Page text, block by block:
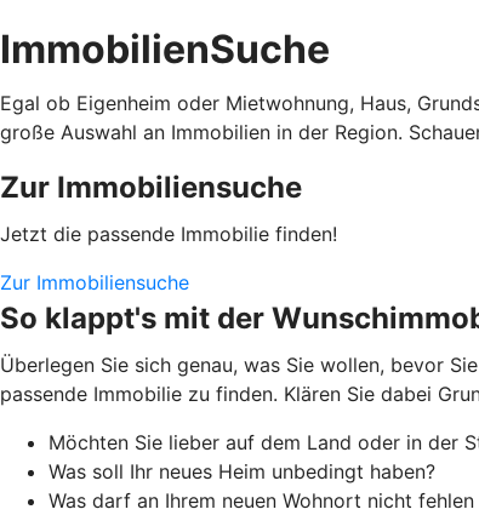
ImmobilienSuche
Egal ob Eigenheim oder Mietwohnung, Haus,
große Auswahl an Immobilien in der Region.
Zur Immobiliensuche
Jetzt die passende Immobilie finden!
Zur Immobiliensuche
So klappt's mit der
Überlegen Sie sich genau, was Sie wollen, bevor
passende Immobilie zu finden. Klären Sie dabei
Möchten Sie lieber auf dem Land oder in der
Was soll Ihr neues Heim unbedingt haben?
Was darf an Ihrem neuen Wohnort nicht